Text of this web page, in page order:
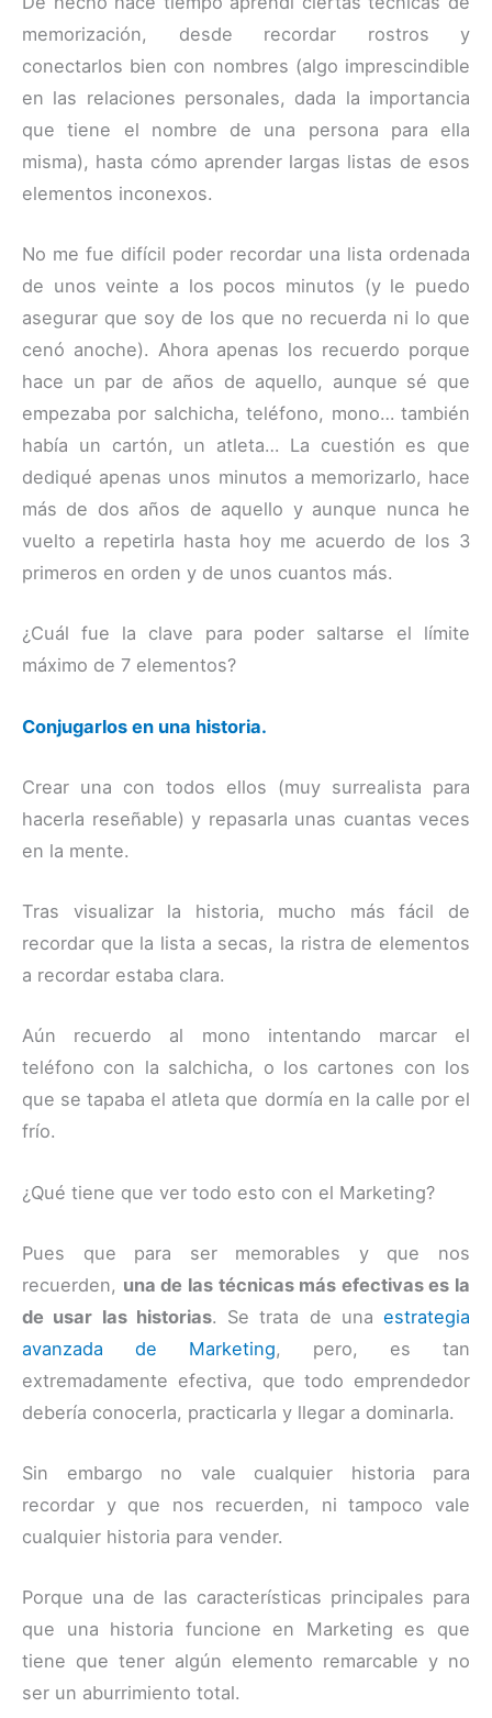
memorización, desde recordar rostros y
conectarlos bien con nombres (algo imprescindible
en las relaciones personales, dada la importancia
que tiene el nombre de una persona para ella
misma), hasta cómo aprender largas listas de esos
elementos inconexos.
No me fue difícil poder recordar una lista ordenada
de unos veinte a los pocos minutos (y le puedo
asegurar que soy de los que no recuerda ni lo que
cenó anoche). Ahora apenas los recuerdo porque
hace un par de años de aquello, aunque sé que
empezaba por salchicha, teléfono, mono… también
había un cartón, un atleta… La cuestión es que
dediqué apenas unos minutos a memorizarlo, hace
más de dos años de aquello y aunque nunca he
vuelto a repetirla hasta hoy me acuerdo de los 3
primeros en orden y de unos cuantos más.
¿Cuál fue la clave para poder saltarse el límite
máximo de 7 elementos?
Conjugarlos en una historia.
Crear una con todos ellos (muy surrealista para
hacerla reseñable) y repasarla unas cuantas veces
en la mente.
Tras visualizar la historia, mucho más fácil de
recordar que la lista a secas, la ristra de elementos
a recordar estaba clara.
Aún recuerdo al mono intentando marcar el
teléfono con la salchicha, o los cartones con los
que se tapaba el atleta que dormía en la calle por el
frío.
¿Qué tiene que ver todo esto con el Marketing?
Pues que para ser memorables y que nos
recuerden, una de las técnicas más efectivas es la
de usar las historias. Se trata de una estrategia
avanzada de Marketing, pero, es tan
extremadamente efectiva, que todo emprendedor
debería conocerla, practicarla y llegar a dominarla.
Sin embargo no vale cualquier historia para
recordar y que nos recuerden, ni tampoco vale
cualquier historia para vender.
Porque una de las características principales para
que una historia funcione en Marketing es que
tiene que tener algún elemento remarcable y no
ser un aburrimiento total.